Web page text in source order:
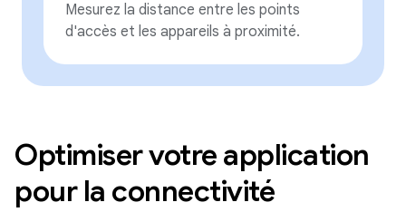
Mesurez la distance entre les points
d'accès et les appareils à proximité.
Optimiser votre application
pour la connectivité